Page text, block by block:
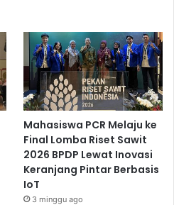
Mahasiswa PCR Melaju ke
Final Lomba Riset Sawit
2026 BPDP Lewat Inovasi
Keranjang Pintar Berbasis
IoT
3 minggu ago